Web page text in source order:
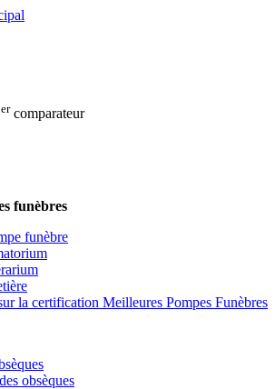
ercomparateur
funèbres
funèbre
la certification Meilleures Pompes Funèbres
obsèques